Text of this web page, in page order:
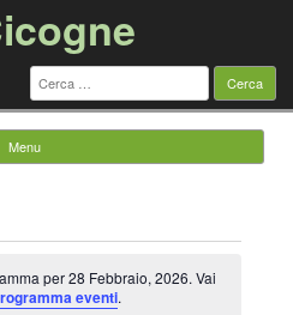
Ricerca
per:
Menu
per 28 Febbraio, 2026. Vai
eventi.